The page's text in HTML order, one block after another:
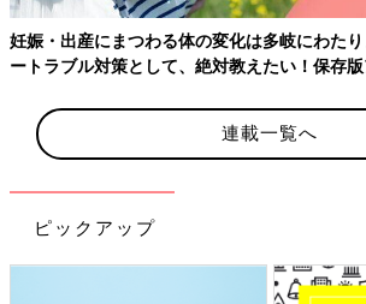
我が家のトイトレ進捗［ハトコのドタバタ
これまでずっと「大」だけはトイレでせず
「オムツ在庫がなくなったら…」とか、「ト
うびシールを貼って、そのシール帳がいっ
泣きで怖いと連呼されてしまうと、私が根負
にするということを繰り返していました。次
つでした。
妊娠・出産にまつわる体の変化は多岐にわた
ートラブル対策として、絶対教えたい！保存
連載一覧へ
ピックアップ